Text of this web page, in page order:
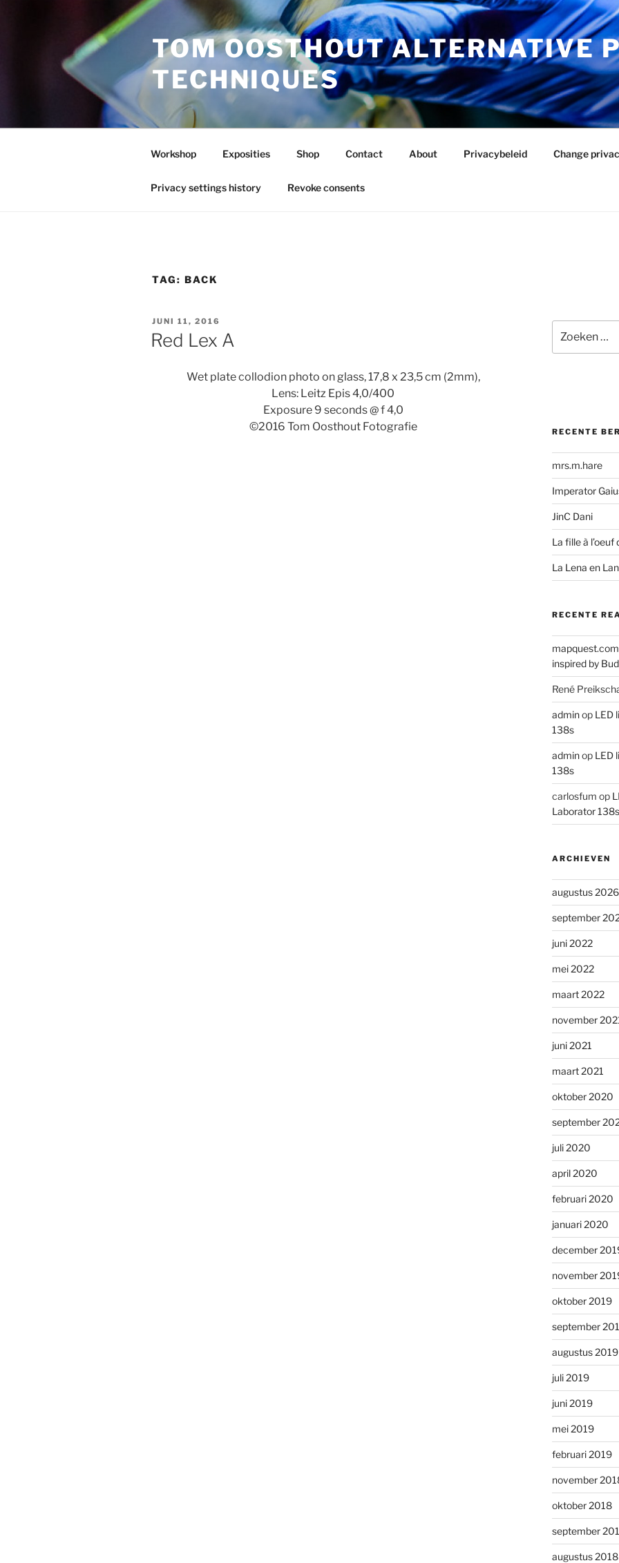
TOM OOSTHOUT ALTERNATIVE
TECHNIQUES
Workshop Exposities Shop Contact About Privacybeleid Change
Privacy settings history Revoke consents
TAG: BACK
GEPLAATST
OP
JUNI 11, 2016
Red Lex A
Wet plate collodion photo on glass, 17,8 x 23,5 cm (2mm),
Lens: Leitz Epis 4,0/400
Exposure 9 seconds @ f 4,0
©2016 Tom Oosthout Fotografie
naar:
RECENTE
mrs.m.hare
Imperator
JinC Dani
La fille à l’oeuf
La Lena en
RECENTE
mapquest.com
inspired by
René
adminop LED
138s
adminop LED
138s
carlosfum op
Laborator 138s
ARCHIEVEN
augustus 2026
september
juni 2022
mei 2022
maart 2022
november
juni 2021
maart 2021
oktober 2020
september
juli 2020
april 2020
februari 2020
januari 2020
december
november
oktober 2019
september
augustus 2019
juli 2019
juni 2019
mei 2019
februari 2019
november
oktober 2018
september
augustus 2018